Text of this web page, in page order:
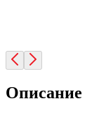
Описание